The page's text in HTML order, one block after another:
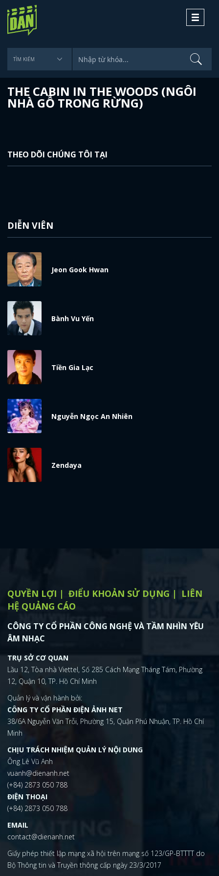
ĐĂNG NHẬP
Toggle
THE CABIN IN THE WOODS (NGÔI
NHÀ GỖ TRONG RỪNG)
THEO DÕI CHÚNG TÔI TẠI
DIỄN VIÊN
Jeon Gook Hwan
Bành Vu Yến
Tiền Gia Lạc
Nguyễn Ngọc An Nhiên
Zendaya
QUYỀN LỢI ĐIỂU KHOẢN SỬ DỤNG
LIÊN
HỆ QUẢNG CÁO
CÔNG TY CỔ PHẦN CÔNG NGHỆ VÀ TẦM NHÌN YÊU
ÂM NHẠC
TRỤ SỞ CƠ QUAN
Lầu 12, Tòa nhà Viettel, Số 285 Cách Mạng Tháng Tám, Phường
12, Quận 10, TP. Hồ Chí Minh
Quản lý và vận hành bởi:
CÔNG TY CỔ PHẦN ĐIỆN ẢNH NET
38/6A Nguyễn Văn Trỗi, Phường 15, Quận Phú Nhuận, TP. Hồ Chí
Minh
CHỊU TRÁCH NHIỆM QUẢN LÝ NỘI DUNG
Ông Lê Vũ Anh
vuanh@dienanh.net
(+84) 2873 050 788
ĐIỆN THOẠI
(+84) 2873 050 788
EMAIL
contact@dienanh.net
Giấy phép thiết lập mạng xã hội trên mạng số 123/GP-BTTTT do
Bộ Thông tin và Truyền thông cấp ngày 23/3/2017